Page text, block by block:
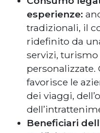
esperienze:
tradizionali, il
ridefinito da
servizi, turismo
personalizzate.
favorisce le
dei viaggi,
Beneficiari